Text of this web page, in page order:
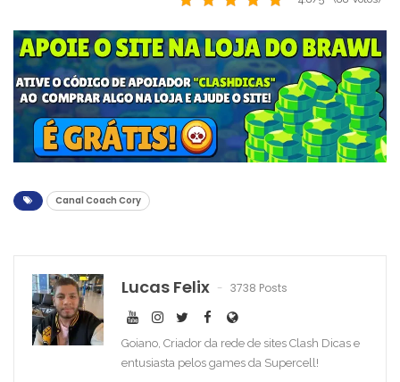
Canal Coach Cory
Lucas Felix 3738 Posts
Goiano, Criador da rede de sites Clash Dicas e
entusiasta pelos games da Supercell!